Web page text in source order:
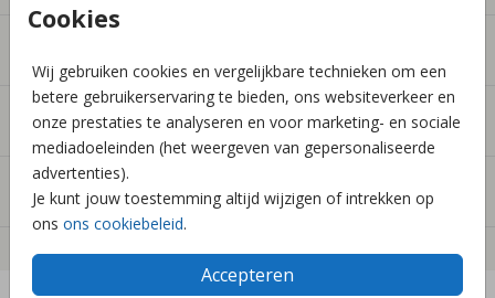
Cookies
Wij gebruiken cookies en vergelijkbare technieken om een
betere gebruikerservaring te bieden, ons websiteverkeer en
onze prestaties te analyseren en voor marketing- en sociale
mediadoeleinden (het weergeven van gepersonaliseerde
advertenties).
Je kunt jouw toestemming altijd wijzigen of intrekken op
ons ons cookiebeleid.
Accepteren
Informatie
Contact